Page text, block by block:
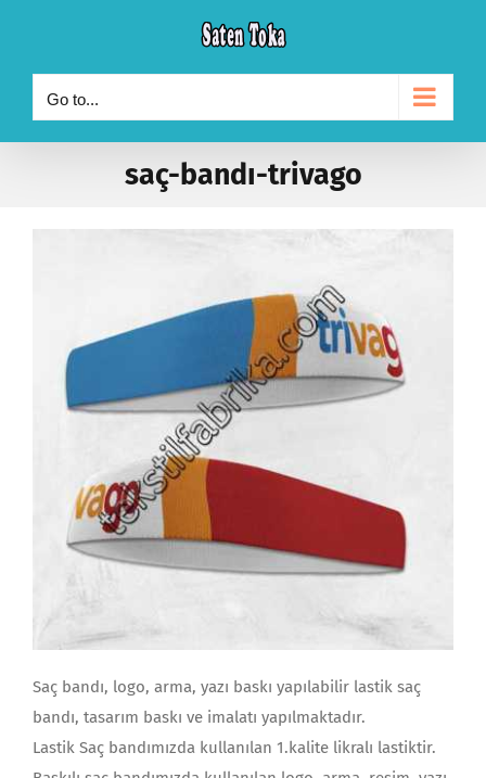
content
Go to...
saç-bandı-trivago
Saç bandı, logo, arma, yazı baskı yapılabilir lastik saç
bandı, tasarım baskı ve imalatı yapılmaktadır.
Lastik Saç bandımızda kullanılan 1.kalite likralı lastiktir.